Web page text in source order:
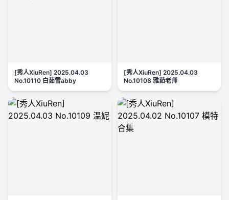
[秀人XiuRen] 2025.04.03
No.10110 白茹雪abby
[秀人XiuRen] 2025.04.03
No.10108 雅茹老师